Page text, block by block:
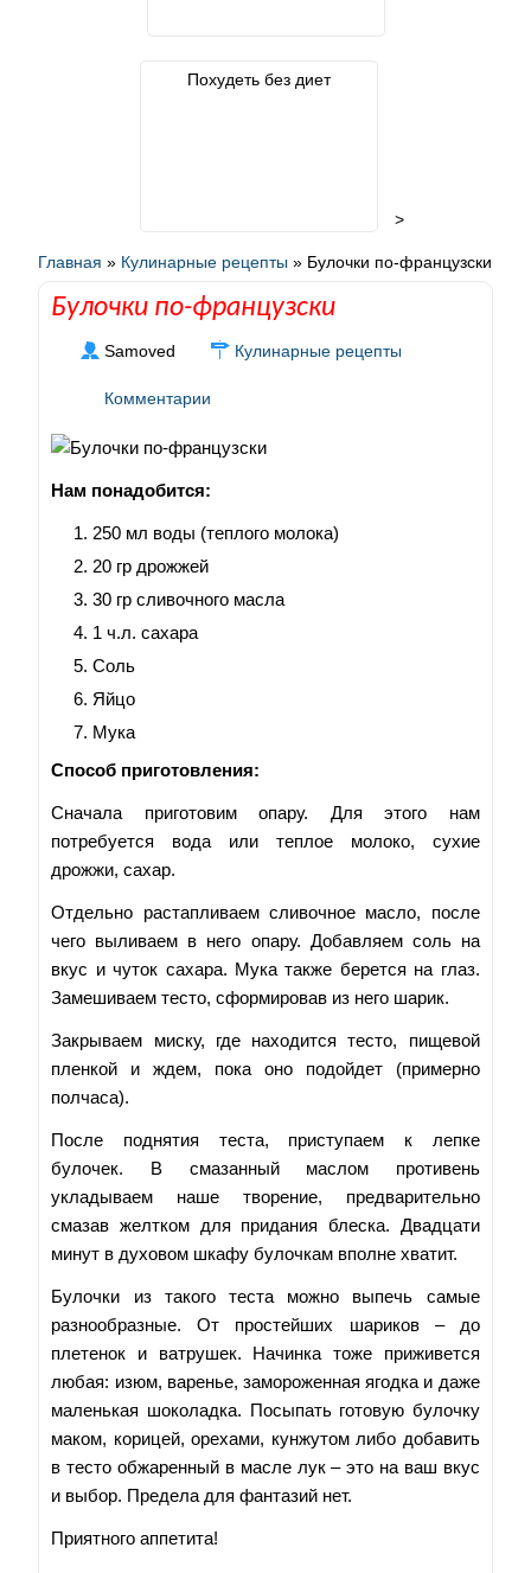
Похудеть без диет
>
Главная » Кулинарные рецепты » Булочки по-французски
Булочки по-французски
Samoved Кулинарные рецепты
Комментарии
Нам понадобится:
250 мл воды (теплого молока)
20 гр дрожжей
30 гр сливочного масла
1 ч.л. сахара
Соль
Яйцо
Мука
Способ приготовления:
Сначала приготовим опару. Для этого нам
потребуется вода или теплое молоко, сухие
дрожжи, сахар.
Отдельно растапливаем сливочное масло, после
чего выливаем в него опару. Добавляем соль на
вкус и чуток сахара. Мука также берется на глаз.
Замешиваем тесто, сформировав из него шарик.
Закрываем миску, где находится тесто, пищевой
пленкой и ждем, пока оно подойдет (примерно
полчаса).
После поднятия теста, приступаем к лепке
булочек. В смазанный маслом противень
укладываем наше творение, предварительно
смазав желтком для придания блеска. Двадцати
минут в духовом шкафу булочкам вполне хватит.
Булочки из такого теста можно выпечь самые
разнообразные. От простейших шариков – до
плетенок и ватрушек. Начинка тоже приживется
любая: изюм, варенье, замороженная ягодка и даже
маленькая шоколадка. Посыпать готовую булочку
маком, корицей, орехами, кунжутом либо добавить
в тесто обжаренный в масле лук – это на ваш вкус
и выбор. Предела для фантазий нет.
Приятного аппетита!